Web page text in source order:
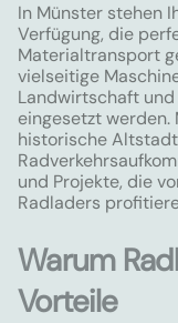
In Münster stehen
Verfügung, die
Materialtransport
vielseitige
Landwirtschaft
eingesetzt werden.
historische
und Projekte, die
Radladers
Warum
Vorteile